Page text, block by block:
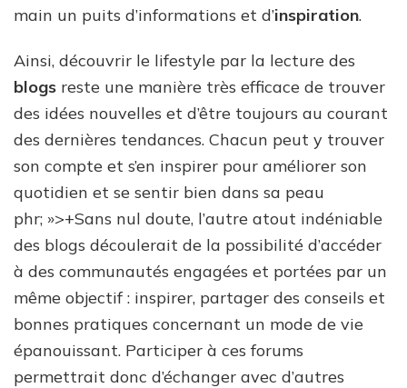
main un puits d’informations et d’inspiration.
Ainsi, découvrir le lifestyle par la lecture des
blogs reste une manière très efficace de trouver
des idées nouvelles et d’être toujours au courant
des dernières tendances. Chacun peut y trouver
son compte et s’en inspirer pour améliorer son
quotidien et se sentir bien dans sa peau
phr; »>+Sans nul doute, l’autre atout indéniable
des blogs découlerait de la possibilité d’accéder
à des communautés engagées et portées par un
même objectif : inspirer, partager des conseils et
bonnes pratiques concernant un mode de vie
épanouissant. Participer à ces forums
permettrait donc d’échanger avec d’autres